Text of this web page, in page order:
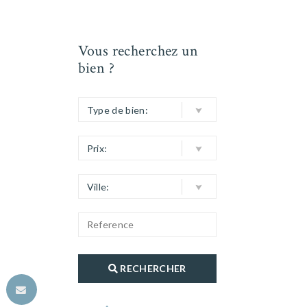
Vous recherchez un
bien ?
Type de bien:
Prix:
Ville:
RECHERCHER